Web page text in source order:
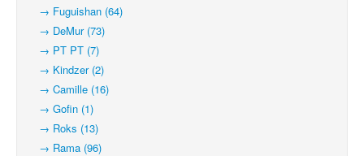
→ Fuguishan (64)
→ DeMur (73)
→ PT PT (7)
→ Kindzer (2)
→ Camille (16)
→ Gofin (1)
→ Roks (13)
→ Rama (96)